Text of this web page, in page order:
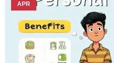
APR